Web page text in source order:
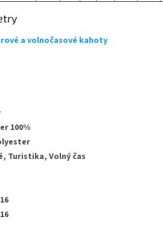
a volnočasové kahoty
100%
Turistika, Volný čas